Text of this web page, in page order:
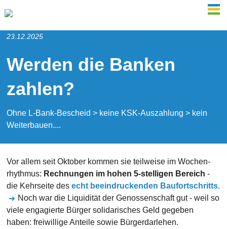
23.12.2025
Werden die Banken
zahlen?
Ohne L-Bank-Bescheid > keine KSK-Auszahlung > kein
Weiterbauen....
Vor allem seit Okto­ber kommen sie teil­weise im Wochen­
rhyth­mus: Rech­nungen im hohen 5-stel­ligen Bereich -
die Kehr­seite desecht beeindruckenden Baufortschritts.
Noch war die Liqui­dität der Genossen­schaft gut - weil so
viele enga­gierte Bürger solida­risches Geld gege­ben
haben: frei­willige Anteile sowie Bürger­dar­lehen.